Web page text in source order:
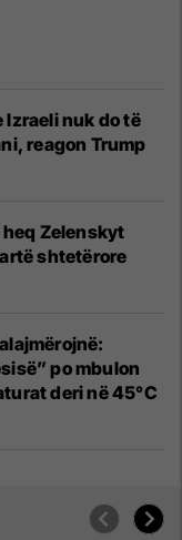
Izraeli nuk do të
reagon Trump
Zelenskyt
shtetërore
po mbulon
deri në 45°C